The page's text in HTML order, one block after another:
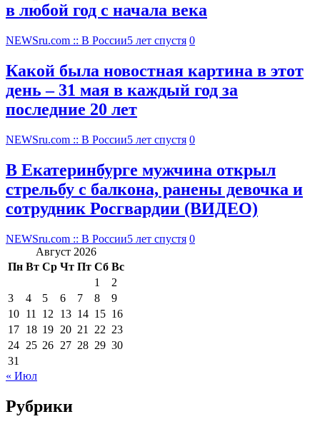
в любой год с начала века
NEWSru.com :: В России5 лет спустя 0
Какой была новостная картина в этот
день – 31 мая в каждый год за
последние 20 лет
NEWSru.com :: В России5 лет спустя 0
В Екатеринбурге мужчина открыл
стрельбу с балкона, ранены девочка и
сотрудник Росгвардии (ВИДЕО)
NEWSru.com :: В России5 лет спустя 0
Август 2026
Пн Вт Ср Чт Пт Сб Вс
1
2
3
4 5 6 7 8
9
10 11 12 13 14 15 16
17 18 19 20 21 22 23
24 25 26 27 28 29 30
31
« Июл
Рубрики